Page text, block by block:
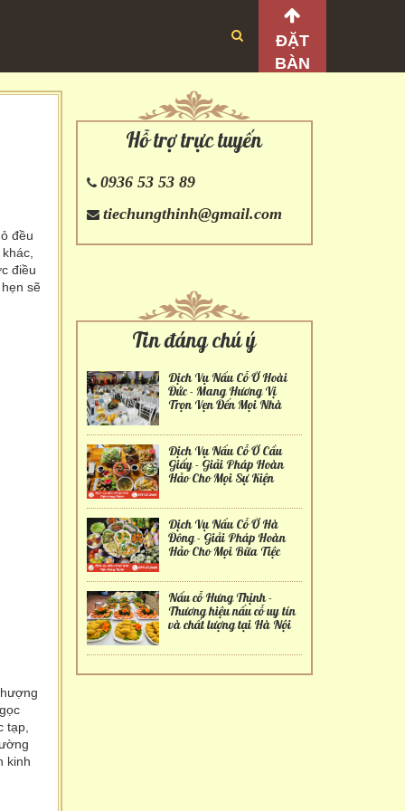
ĐẶT
BÀN
đều
điều
sẽ
tạp,
kinh
Hỗ trợ trực tuyến
0936 53 53 89
tiechungthinh@gmail.com
Tin đáng chú ý
Dịch Vụ Nấu Cỗ Ở Hoài
Đức - Mang Hương Vị
Trọn Vẹn Đến Mọi Nhà
Dịch Vụ Nấu Cỗ Ở Cầu
Giấy - Giải Pháp Hoàn
Hảo Cho Mọi Sự Kiện
Dịch Vụ Nấu Cỗ Ở Hà
Đông - Giải Pháp Hoàn
Hảo Cho Mọi Bữa Tiệc
Nấu cỗ Hưng Thịnh -
Thương hiệu nấu cỗ uy tín
và chất lượng tại Hà Nội